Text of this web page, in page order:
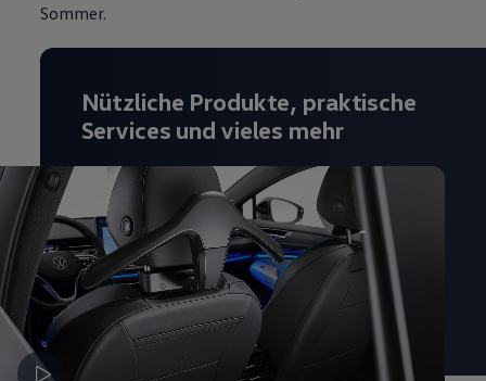
Sommer.
Nützliche Produkte, praktische
Services und vieles mehr